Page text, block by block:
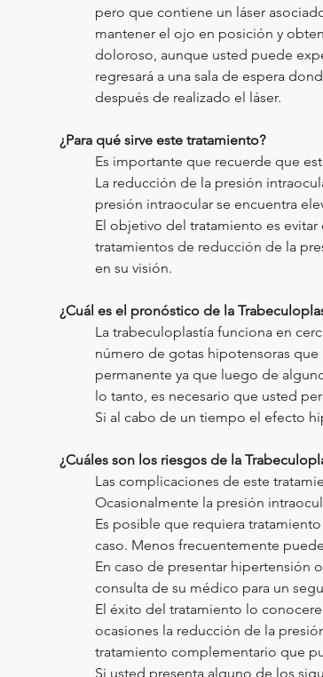
pero que contiene un láser
mantener el ojo en posición y
doloroso, aunque usted puede
regresará a una sala de espera
después de realizado el láser.
¿Para qué sirve este tratamiento?
Es importante que recuerde que
La reducción de la presión
presión intraocular se encuentra
El objetivo del tratamiento es
tratamientos de reducción de la
en su visión.
¿Cuál es el pronóstico de la
La trabeculoplastía funciona en
número de gotas hipotensoras
permanente ya que luego de
lo tanto, es necesario que usted
Si al cabo de un tiempo el efecto
¿Cuáles son los riesgos de la
Las complicaciones de este
Ocasionalmente la presión
Es posible que requiera
caso. Menos frecuentemente
En caso de presentar hipertensión
consulta de su médico para un
El éxito del tratamiento lo
ocasiones la reducción de la
tratamiento complementario que
Si usted presenta alguno de los